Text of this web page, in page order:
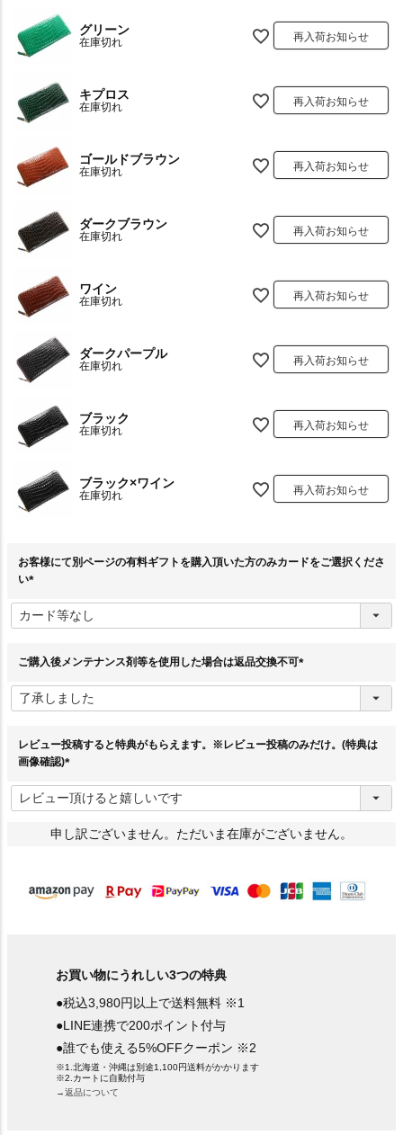
グリーン
在庫切れ 再入荷お知らせ
キプロス
在庫切れ 再入荷お知らせ
ゴールドブラウン
在庫切れ 再入荷お知らせ
ダークブラウン
在庫切れ 再入荷お知らせ
ワイン
在庫切れ 再入荷お知らせ
ダークパープル
在庫切れ 再入荷お知らせ
ブラック
在庫切れ 再入荷お知らせ
ブラック×ワイン
在庫切れ 再入荷お知らせ
お客様にて別ページの有料ギフトを購入頂いた方のみカードをご選択くださ
い
必
須
ご購入後メンテナンス剤等を使用した場合は返品交換不可
須
レビュー投稿すると特典がもらえます。※レビュー投稿のみだけ。(特典は
画像確認)
必
須
)
申し訳ございません。ただいま在庫がございません。
お買い物にうれしい3つの特典
●税込3,980円以上で送料無料 ※1
●LINE連携で200ポイント付与
●誰でも使える5%OFFクーポン ※2
※1.北海道・沖縄は別途1,100円送料がかかります
※2.カートに自動付与
→返品について